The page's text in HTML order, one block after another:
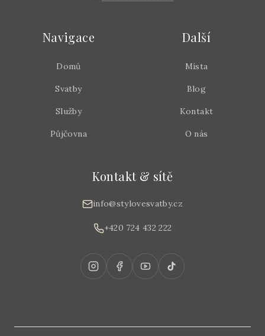
Navigace
Domů
Svatby
Služby
Půjčovna
Další
Místa
Blog
Kontakt
O nás
Kontakt & sítě
info@stylovesvatby.cz
+420 724 432 222